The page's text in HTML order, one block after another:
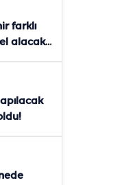
farklı
alacak!